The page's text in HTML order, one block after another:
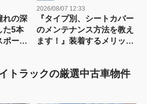
れの深
た5本
ポーツ
2026/08/07 12:33
『タイプ別、シートカバー
のメンテナンス方法を教え
ます！』装着するメリット
トラックの厳選中古車物件